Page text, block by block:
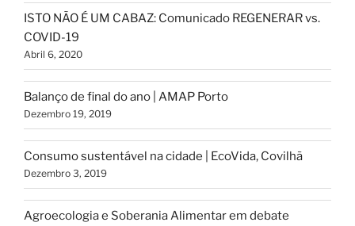
ISTO NÃO É UM CABAZ: Comunicado REGENERAR vs.
COVID-19
Abril 6, 2020
Balanço de final do ano | AMAP Porto
Dezembro 19, 2019
Consumo sustentável na cidade | EcoVida, Covilhã
Dezembro 3, 2019
Agroecologia e Soberania Alimentar em debate